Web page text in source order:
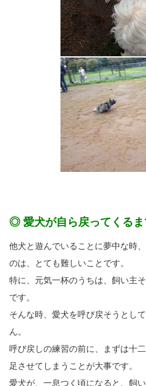
◎ 愛犬が自ら戻ってくるま
他犬と遊んでいることに夢中な時
のは、とても難しいことです。
特に、元気一杯のうちは、飼い主
です。
そんな時、愛犬を呼び戻そうとし
ん。
呼び戻しの練習の前に、まずは十
足させてしまうことが大事です。
愛犬が、一息つく頃になると、飼